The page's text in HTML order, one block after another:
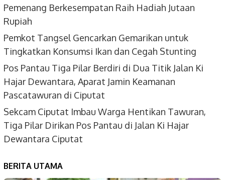
Pemenang Berkesempatan Raih Hadiah Jutaan
Rupiah
Pemkot Tangsel Gencarkan Gemarikan untuk
Tingkatkan Konsumsi Ikan dan Cegah Stunting
Pos Pantau Tiga Pilar Berdiri di Dua Titik Jalan Ki
Hajar Dewantara, Aparat Jamin Keamanan
Pascatawuran di Ciputat
Sekcam Ciputat Imbau Warga Hentikan Tawuran,
Tiga Pilar Dirikan Pos Pantau di Jalan Ki Hajar
Dewantara Ciputat
BERITA UTAMA